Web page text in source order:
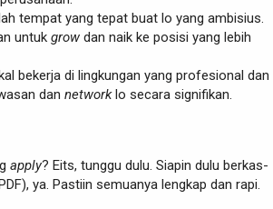
tempat yang tepat buat lo yang ambisius.
untuk grow dan naik ke posisi yang lebih
bekerja di lingkungan yang profesional dan
dan networklo secara signifikan.
apply? Eits, tunggu dulu. Siapin dulu berkas-
ya. Pastiin semuanya lengkap dan rapi.